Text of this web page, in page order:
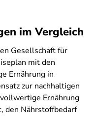
im Vergleich
Gesellschaft für
mit den
Ernährung in
zur nachhaltigen
Ernährung
den Nährstoffbedarf